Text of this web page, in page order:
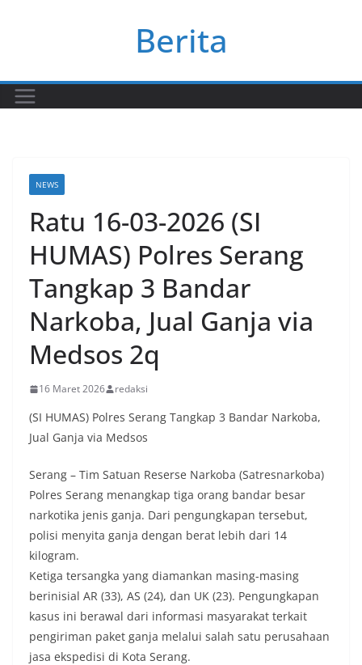
Berita
NEWS
Ratu 16-03-2026 (SI
HUMAS) Polres Serang
Tangkap 3 Bandar
Narkoba, Jual Ganja via
Medsos 2q
16 Maret 2026 redaksi
(SI HUMAS) Polres Serang Tangkap 3 Bandar Narkoba,
Jual Ganja via Medsos
Serang – Tim Satuan Reserse Narkoba (Satresnarkoba)
Polres Serang menangkap tiga orang bandar besar
narkotika jenis ganja. Dari pengungkapan tersebut,
polisi menyita ganja dengan berat lebih dari 14
kilogram.
Ketiga tersangka yang diamankan masing-masing
berinisial AR (33), AS (24), dan UK (23). Pengungkapan
kasus ini berawal dari informasi masyarakat terkait
pengiriman paket ganja melalui salah satu perusahaan
jasa ekspedisi di Kota Serang.